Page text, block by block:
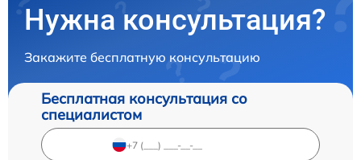
Нужна консультация?
Закажите бесплатную консультацию
Бесплатная консультация со
специалистом